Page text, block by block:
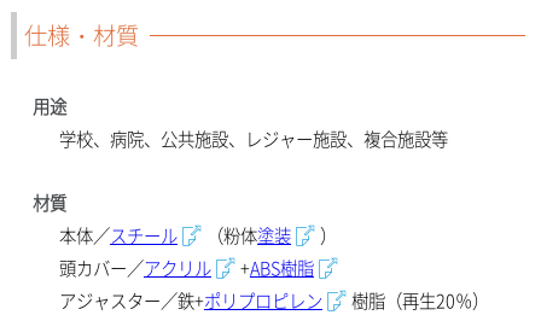
仕様・材質
用途
学校、病院、公共施設、レジャー施設、複合施設等
材質
本体／スチール （粉体塗装
）
頭カバー／アクリル +ABS樹脂
アジャスター／鉄+ポリプロピレン 樹脂（再生20％）